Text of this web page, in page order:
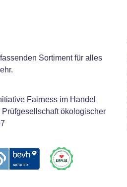
Sortiment für alles
Fairness im Handel
ökologischer